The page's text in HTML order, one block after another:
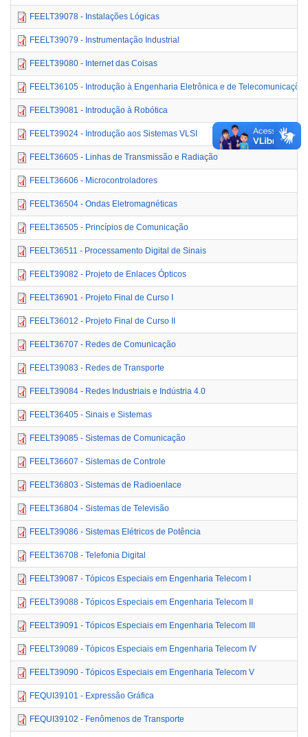
FEELT39078 - Instalações Lógicas
FEELT39079 - Instrumentação Industrial
FEELT39080 - Internet das Coisas
FEELT36105 - Introdução à Engenharia Eletrônica e de Telecomunicações
FEELT39081 - Introdução à Robótica
FEELT39024 - Introdução aos Sistemas VLSI
FEELT36605 - Linhas de Transmissão e Radiação
FEELT36606 - Microcontroladores
FEELT36504 - Ondas Eletromagnéticas
FEELT36505 - Princípios de Comunicação
FEELT36511 - Processamento Digital de Sinais
FEELT39082 - Projeto de Enlaces Ópticos
FEELT36901 - Projeto Final de Curso I
FEELT36012 - Projeto Final de Curso II
FEELT36707 - Redes de Comunicação
FEELT39083 - Redes de Transporte
FEELT39084 - Redes Industriais e Indústria 4.0
FEELT36405 - Sinais e Sistemas
FEELT39085 - Sistemas de Comunicação
FEELT36607 - Sistemas de Controle
FEELT36803 - Sistemas de Radioenlace
FEELT36804 - Sistemas de Televisão
FEELT39086 - Sistemas Elétricos de Potência
FEELT36708 - Telefonia Digital
FEELT39087 - Tópicos Especiais em Engenharia Telecom I
FEELT39088 - Tópicos Especiais em Engenharia Telecom II
FEELT39091 - Tópicos Especiais em Engenharia Telecom III
FEELT39089 - Tópicos Especiais em Engenharia Telecom IV
FEELT39090 - Tópicos Especiais em Engenharia Telecom V
FEQUI39101 - Expressão Gráfica
FEQUI39102 - Fenômenos de Transporte